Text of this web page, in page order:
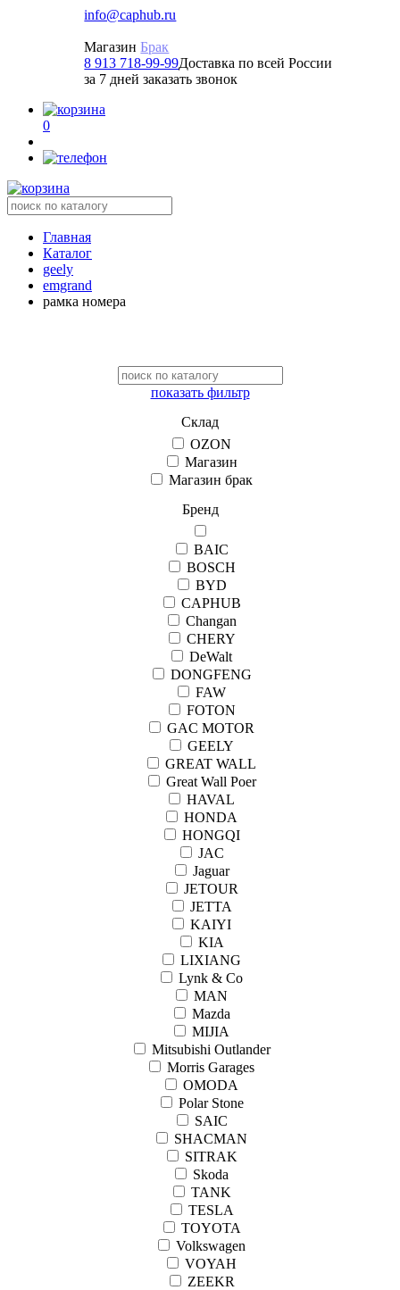
info@caphub.ru
Магазин Брак
8 913 718-99-99Доставка по всей России
за 7 дней заказать звонок
0
Главная
Каталог
geely
emgrand
рамка номера
показать фильтр
Склад
OZON
Магазин
Магазин брак
Бренд
BAIC
BOSCH
BYD
CAPHUB
Changan
CHERY
DeWalt
DONGFENG
FAW
FOTON
GAC MOTOR
GEELY
GREAT WALL
Great Wall Рoer
HAVAL
HONDA
HONGQI
JAC
Jaguar
JETOUR
JETTA
KAIYI
KIA
LIXIANG
Lynk & Co
MAN
Mazda
MIJIA
Mitsubishi Outlander
Morris Garages
OMODA
Polar Stone
SAIC
SHACMAN
SITRAK
Skoda
TANK
TESLA
TOYOTA
Volkswagen
VOYAH
ZEEKR